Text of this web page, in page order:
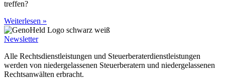
treffen?
Weiterlesen »
Newsletter
Alle Rechtsdienstleistungen und Steuerberaterdienstleistungen
werden von niedergelassenen Steuerberatern und niedergelassenen
Rechtsanwälten erbracht.